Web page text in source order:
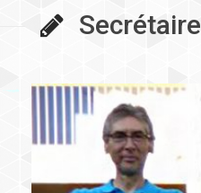
Secrétaire